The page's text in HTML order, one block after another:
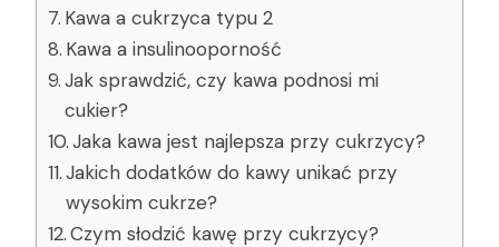
Kawa a cukrzyca typu 2
Kawa a insulinooporność
Jak sprawdzić, czy kawa podnosi mi
cukier?
Jaka kawa jest najlepsza przy cukrzycy?
Jakich dodatków do kawy unikać przy
wysokim cukrze?
Czym słodzić kawę przy cukrzycy?